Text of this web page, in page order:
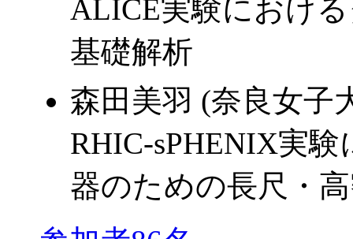
ALICE実験におけ
基礎解析
森田美羽 (奈良女子
RHIC-sPHENIX実
器のための長尺・